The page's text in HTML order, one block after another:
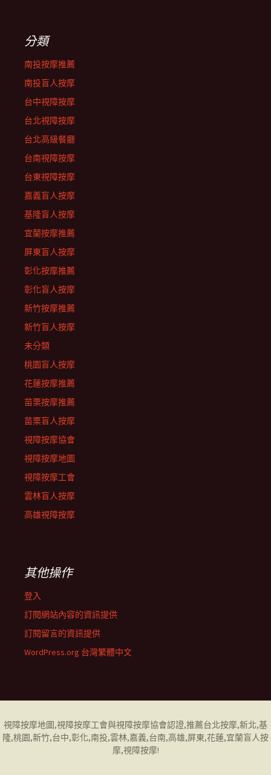
分類
南投按摩推薦
南投盲人按摩
台中視障按摩
台北視障按摩
台北高級餐廳
台南視障按摩
台東視障按摩
嘉義盲人按摩
基隆盲人按摩
宜蘭按摩推薦
屏東盲人按摩
彰化按摩推薦
彰化盲人按摩
新竹按摩推薦
新竹盲人按摩
未分類
桃園盲人按摩
花蓮按摩推薦
苗栗按摩推薦
苗栗盲人按摩
視障按摩協會
視障按摩地圖
視障按摩工會
雲林盲人按摩
高雄視障按摩
其他操作
登入
訂閱網站內容的資訊提供
訂閱留言的資訊提供
WordPress.org 台灣繁體中文
視障按摩地圖,視障按摩工會與視障按摩協會認證,推薦台北按摩,新北,基
隆,桃園,新竹,台中,彰化,南投,雲林,嘉義,台南,高雄,屏東,花蓮,宜蘭盲人按
摩,視障按摩!